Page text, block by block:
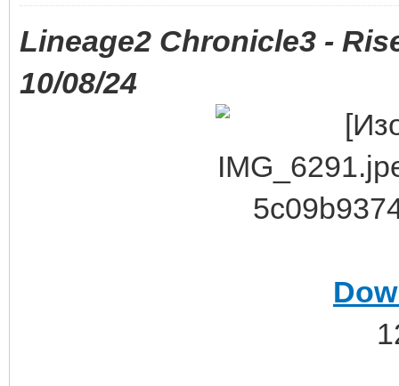
Lineage2 Chronicle3 -
10/08/24